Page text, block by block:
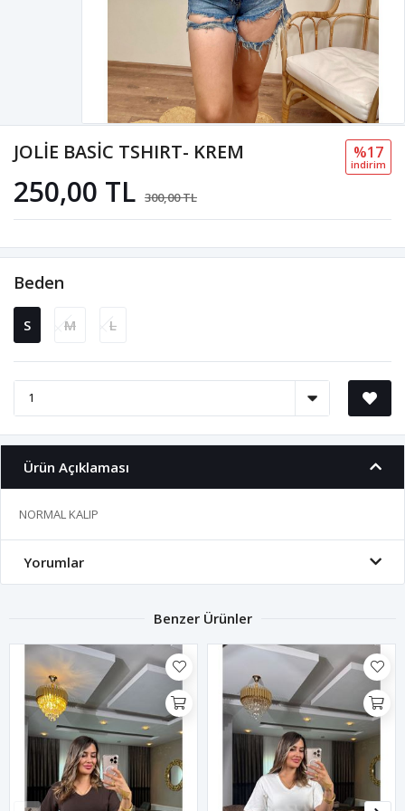
JOLİE BASİC TSHIRT- KREM
250,00 TL 300,00 TL
%17
i̇ndi̇ri̇m
Beden
S M L
Ürün Açıklaması
NORMAL KALIP
Yorumlar
Benzer Ürünler